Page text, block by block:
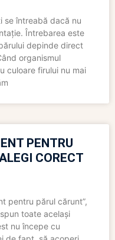
se întreabă dacă nu
Întrebarea este
depinde direct
organismul
culoare firului nu mai
PENTRU
CORECT
pentru părul cărunt”,
toate același
nu începe cu